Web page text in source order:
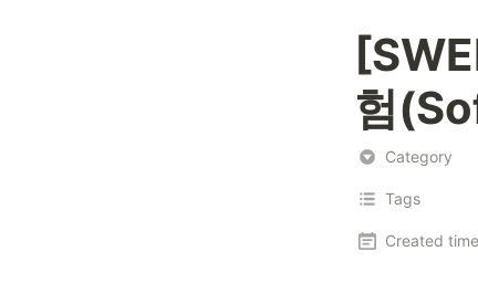
험
Category
Tags
Created time